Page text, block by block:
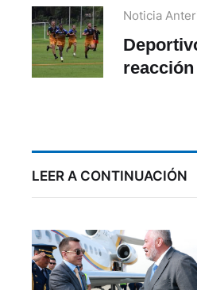
Noticia
LEER A CONTINUACIÓN